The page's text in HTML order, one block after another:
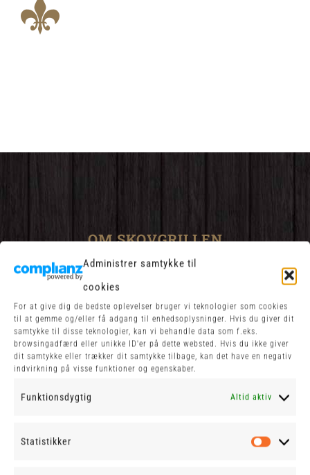
Administrer samtykke til
cookies
For at give dig de bedste oplevelser bruger vi teknologier som cookies
til at gemme og/eller få adgang til enhedsoplysninger. Hvis du giver dit
samtykke til disse teknologier, kan vi behandle data som f.eks.
browsingadfærd eller unikke ID'er på dette websted. Hvis du ikke giver
dit samtykke eller trækker dit samtykke tilbage, kan det have en negativ
indvirkning på visse funktioner og egenskaber.
Funktionsdygtig Altid aktiv
Statistikker
OM SKOVGRILLEN
Skovgrillen Ribe byder på kvalitet hver dag. Vi
servere med et smil.
Du finder os midt i Ribe plantage
direkte ud til hovedvejen.